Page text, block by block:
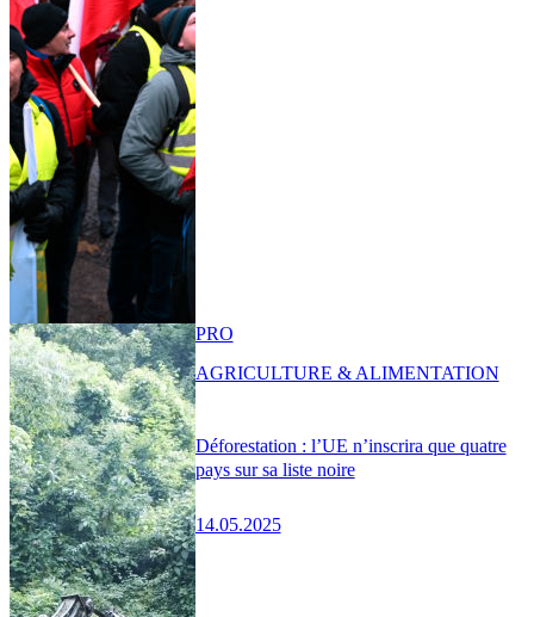
Déforestation : l’UE n’inscrira que quatre
pays sur sa liste noire
14.05.2025
PRO
AGRICULTURE & ALIMENTATION